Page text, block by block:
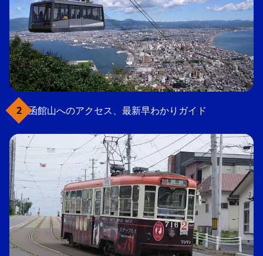
函館山へのアクセス、最新早わかりガイド